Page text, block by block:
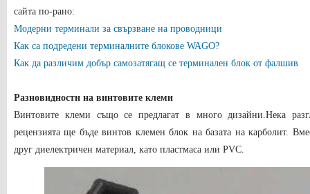
сайта по-рано:
Модерни терминали за свързване на проводници
Как са подредени терминалните блокове WAGO?
Как да различим добър самозатягащ се терминален блок от фалшив
Разновидности на винтовите клеми
Винтовите клеми също се предлагат в много дизайни.Нека
рецензията ще бъде винтов клемен блок на базата на карболит.
друг диелектричен материал, като пластмаса или PVC.